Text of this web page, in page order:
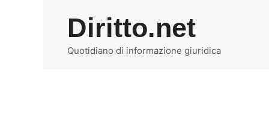
Diritto.net
Quotidiano di informazione giuridica